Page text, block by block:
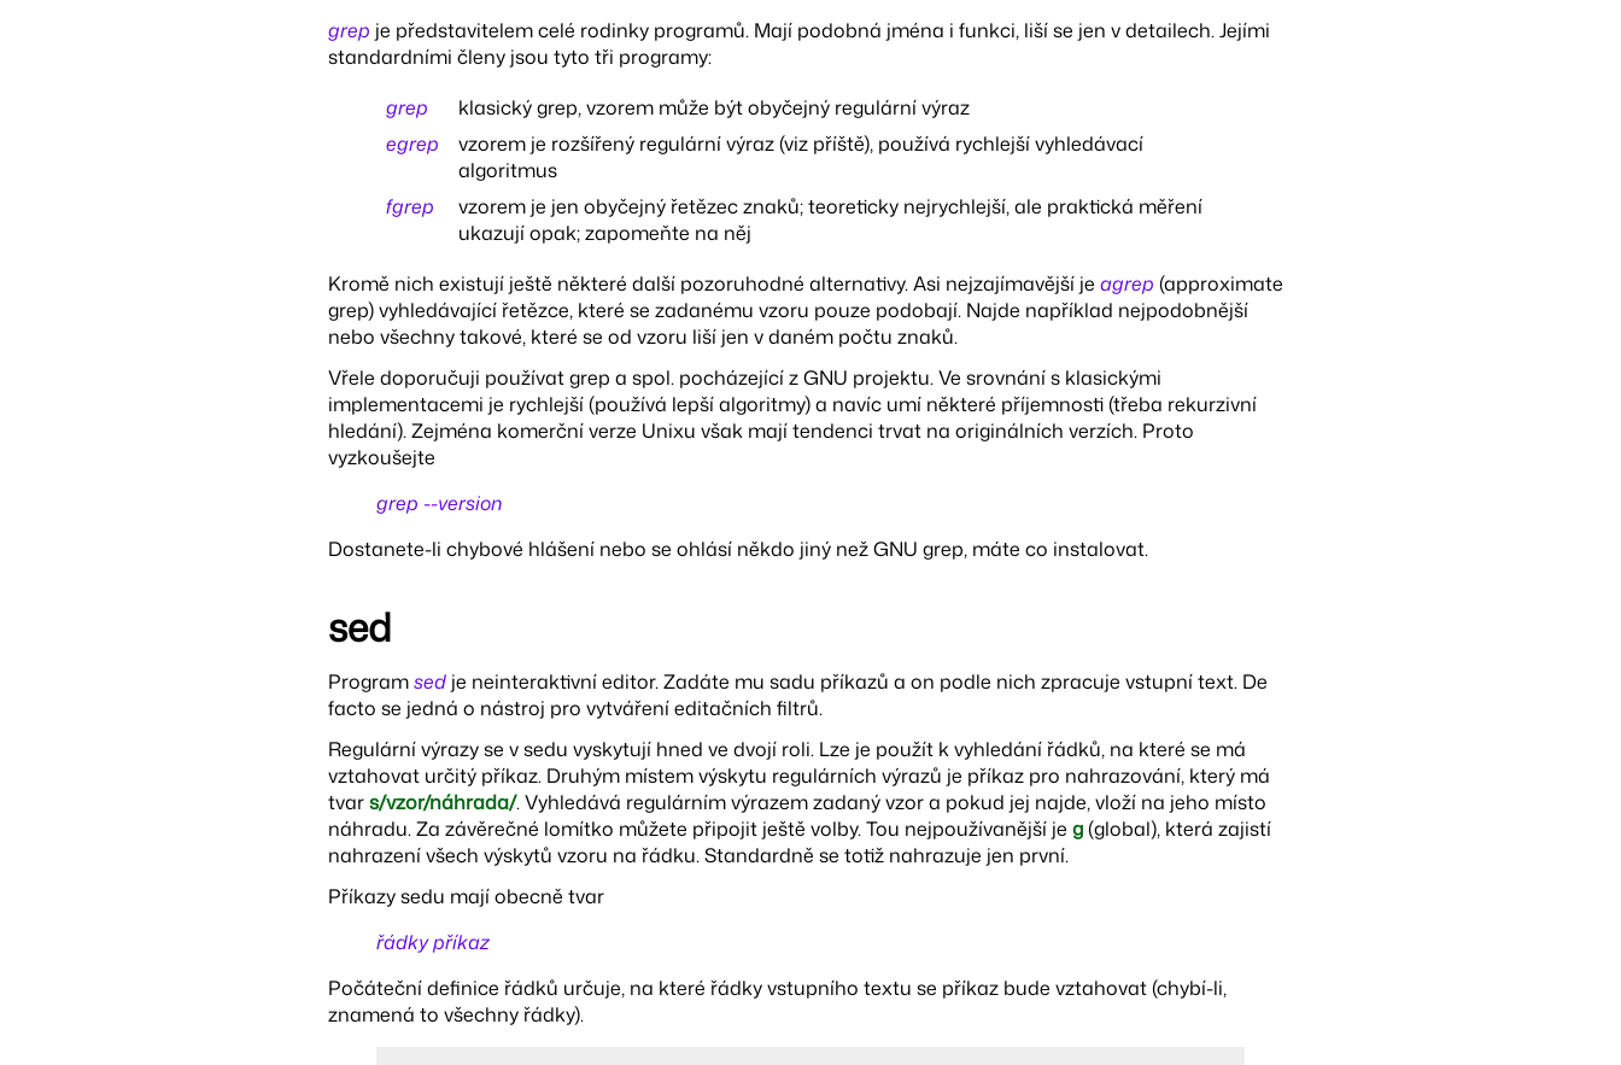
grep je představitelem celé rodinky programů. Mají podobná jména i funkci, liší se jen v detailech. Jejími
standardními členy jsou tyto tři programy:
grep
klasický grep, vzorem může být obyčejný regulární výraz
egrep
vzorem je rozšířený regulární výraz (viz příště), používá rychlejší vyhledávací
algoritmus
fgrep
vzorem je jen obyčejný řetězec znaků; teoreticky nejrychlejší, ale praktická měření
ukazují opak; zapomeňte na něj
Kromě nich existují ještě některé další pozoruhodné alternativy. Asi nejzajímavější je agrep (approximate
grep) vyhledávající řetězce, které se zadanému vzoru pouze podobají. Najde například nejpodobnější
nebo všechny takové, které se od vzoru liší jen v daném počtu znaků.
Vřele doporučuji používat grep a spol. pocházející z GNU projektu. Ve srovnání s klasickými
implementacemi je rychlejší (používá lepší algoritmy) a navíc umí některé příjemnosti (třeba rekurzivní
hledání). Zejména komerční verze Unixu však mají tendenci trvat na originálních verzích. Proto
vyzkoušejte
grep --version
Dostanete-li chybové hlášení nebo se ohlásí někdo jiný než GNU grep, máte co instalovat.
sed
Programsed je neinteraktivní editor. Zadáte mu sadu příkazů a on podle nich zpracuje vstupní text. De
facto se jedná o nástroj pro vytváření editačních filtrů.
Regulární výrazy se v sedu vyskytují hned ve dvojí roli. Lze je použít k vyhledání řádků, na které se má
vztahovat určitý příkaz. Druhým místem výskytu regulárních výrazů je příkaz pro nahrazování, který má
tvars/vzor/náhrada/. Vyhledává regulárním výrazem zadaný vzor a pokud jej najde, vloží na jeho místo
náhradu. Za závěrečné lomítko můžete připojit ještě volby. Tou nejpoužívanější je g(global), která zajistí
nahrazení všech výskytů vzoru na řádku. Standardně se totiž nahrazuje jen první.
Příkazy sedu mají obecně tvar
řádky příkaz
Počáteční definice řádků určuje, na které řádky vstupního textu se příkaz bude vztahovat (chybí-li,
znamená to všechny řádky).